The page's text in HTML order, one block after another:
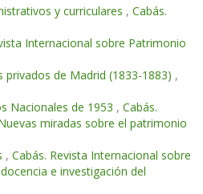
y curriculares , Cabás.
Internacional sobre Patrimonio
de Madrid (1833-1883) ,
Nacionales de 1953 , Cabás.
miradas sobre el patrimonio
, Cabás. Revista Internacional sobre
e investigación del